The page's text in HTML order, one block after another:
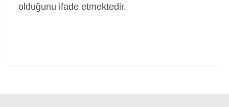
olduğunu ifade etmektedir.